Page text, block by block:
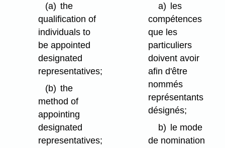
(a) the
qualification of
individuals to
be appointed
designated
representatives;
(b) the
method of
appointing
designated
representatives;
a) les
compétences
que les
particuliers
doivent avoir
afin d'être
nommés
représentants
désignés;
b)
le mode
de nomination